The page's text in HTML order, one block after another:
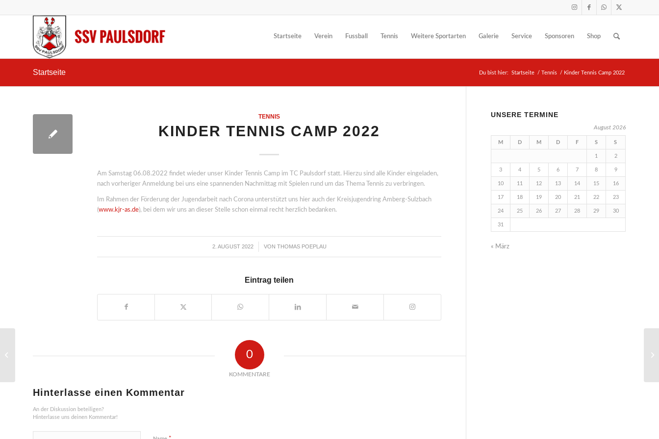
Startseite Verein Fussball Tennis Weitere Sportarten Galerie Service Sponsoren Shop
Startseite Du bist hier: Startseite / Tennis / Kinder Tennis Camp 2022
TENNIS
KINDER TENNIS CAMP 2022
Am Samstag 06.08.2022 findet wieder unser Kinder Tennis Camp im TC Paulsdorf statt. Hierzu sind alle Kinder eingeladen,
nach vorheriger Anmeldung bei uns eine spannenden Nachmittag mit Spielen rund um das Thema Tennis zu verbringen.
Im Rahmen der Förderung der Jugendarbeit nach Corona unterstützt uns hier auch der Kreisjugendring Amberg-Sulzbach
(www.kjr-as.de), bei dem wir uns an dieser Stelle schon einmal recht herzlich bedanken.
2. AUGUST 2022
/ VON THOMAS POEPLAU
Eintrag teilen
0
KOMMENTARE
Hinterlasse einen Kommentar
An der Diskussion beteiligen?
Hinterlasse uns deinen Kommentar!
UNSERE TERMINE
August 2026
M D M D F S S
1 2
3 4 5 6 7 8 9
10 11 12 13 14 15 16
17 18 19 20 21 22 23
24 25 26 27 28 29 30
31
« März
Zeltlager der